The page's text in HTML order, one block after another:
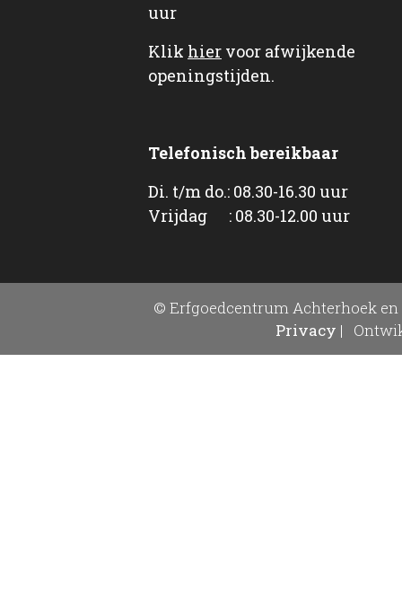
uur
Klik hier voor afwijkende
openingstijden.
Telefonisch bereikbaar
Di. t/m do.: 08.30-16.30 uur
Vrijdag : 08.30-12.00 uur
© Erfgoedcentrum Achterhoek en
Privacy |